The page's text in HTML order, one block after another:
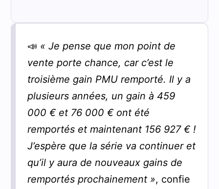
📣 « Je pense que mon point de
vente porte chance, car c’est le
troisième gain PMU remporté. Il y a
plusieurs années, un gain à 459
000 € et 76 000 € ont été
remportés et maintenant 156 927 € !
J’espère que la série va continuer et
qu’il y aura de nouveaux gains de
remportés prochainement », confie